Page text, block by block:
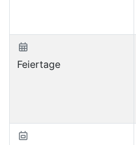
Feiertage